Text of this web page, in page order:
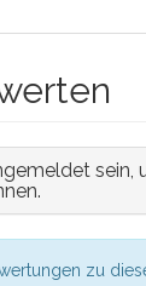
sein,
zu